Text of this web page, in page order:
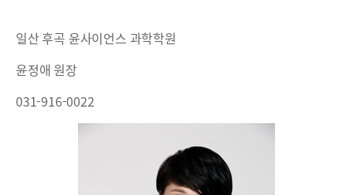
일산 후곡 윤사이언스 과학학원
윤정애 원장
031-916-0022